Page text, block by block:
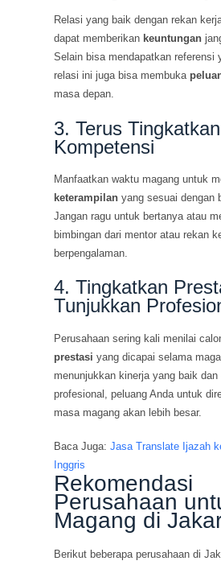
Relasi yang baik dengan rekan
dapat memberikan keuntungan
Selain bisa mendapatkan referensi
relasi ini juga bisa membuka
masa depan.
3. Terus Tingkatkan
Kompetensi
Manfaatkan waktu magang untuk
keterampilan yang sesuai dengan
Jangan ragu untuk bertanya atau
bimbingan dari mentor atau rekan
berpengalaman.
4. Tingkatkan
Tunjukkan
Perusahaan sering kali menilai
prestasi yang dicapai selama
menunjukkan kinerja yang baik dan
profesional, peluang Anda untuk
masa magang akan lebih besar.
Baca Juga:Jasa Translate Ijazah
Inggris
Rekomendasi
Perusahaan
Magang di
Berikut beberapa perusahaan di